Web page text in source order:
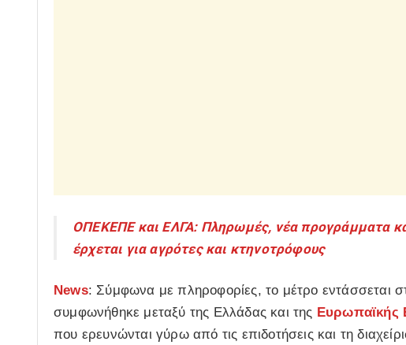
ΟΠΕΚΕΠΕ και ΕΛΓΑ: Πληρωμές, νέα προγράμματα
έρχεται για αγρότες και κτηνοτρόφους
News: Σύμφωνα με πληροφορίες, το μέτρο εντάσσεται
συμφωνήθηκε μεταξύ της Ελλάδας και της Ευρωπαϊκής
που ερευνώνται γύρω από τις επιδοτήσεις και τη